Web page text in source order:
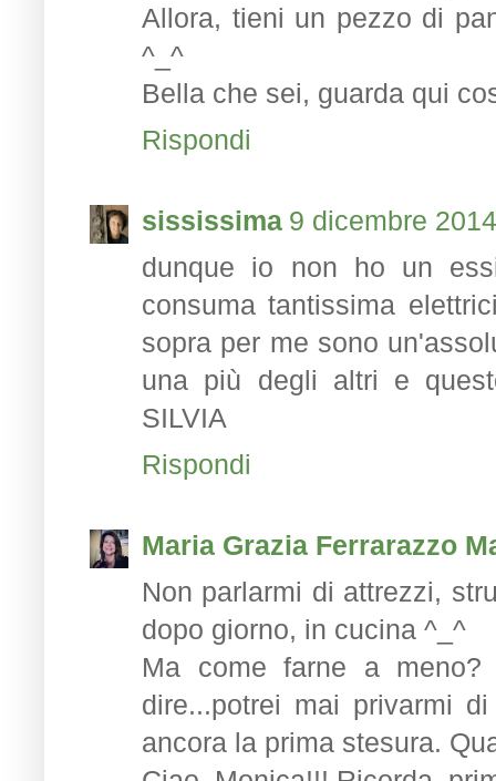
Allora, tieni un pezzo di
^_^
Bella che sei, guarda qui
Rispondi
sississima 9 dicembre
dunque io non ho un
consuma tantissima
sopra per me sono
una più degli altri e
SILVIA
Rispondi
Maria Grazia Ferrarazzo
Non parlarmi di attrezzi,
dopo giorno, in cucina ^_^
Ma come farne a
dire...potrei mai privarmi
ancora la prima stesura.